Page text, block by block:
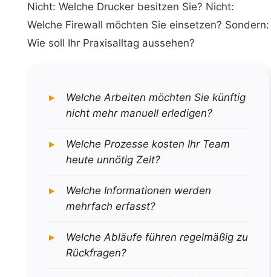
Nicht: Welche Drucker besitzen Sie? Nicht:
Welche Firewall möchten Sie einsetzen? Sondern:
Wie soll Ihr Praxisalltag aussehen?
Welche Arbeiten möchten Sie künftig
nicht mehr manuell erledigen?
Welche Prozesse kosten Ihr Team
heute unnötig Zeit?
Welche Informationen werden
mehrfach erfasst?
Welche Abläufe führen regelmäßig zu
Rückfragen?